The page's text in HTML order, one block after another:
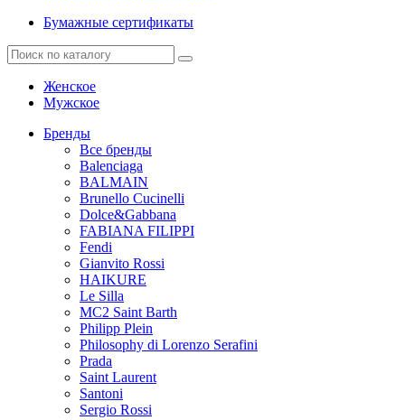
Бумажные сертификаты
Женское
Мужское
Бренды
Все бренды
Balenciaga
BALMAIN
Brunello Cucinelli
Dolce&Gabbana
FABIANA FILIPPI
Fendi
Gianvito Rossi
HAIKURE
Le Silla
MC2 Saint Barth
Philipp Plein
Philosophy di Lorenzo Serafini
Prada
Saint Laurent
Santoni
Sergio Rossi